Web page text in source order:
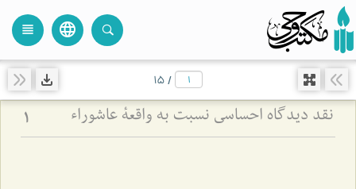
language
view_headline
/
15
نقد دیدگاه احساسی نسبت به واقعۀ عاشوراء 1